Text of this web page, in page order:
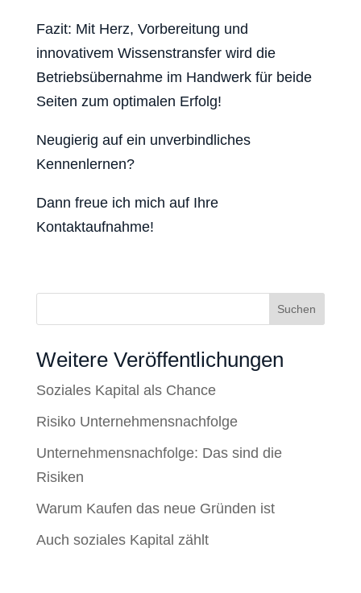
Fazit: Mit Herz, Vorbereitung und
innovativem Wissenstransfer wird die
Betriebsübernahme im Handwerk für beide
Seiten zum optimalen Erfolg!
Neugierig auf ein unverbindliches
Kennenlernen?
Dann freue ich mich auf Ihre
Kontaktaufnahme!
Suchen
Weitere Veröffentlichungen
Soziales Kapital als Chance
Risiko Unternehmensnachfolge
Unternehmensnachfolge: Das sind die
Risiken
Warum Kaufen das neue Gründen ist
Auch soziales Kapital zählt